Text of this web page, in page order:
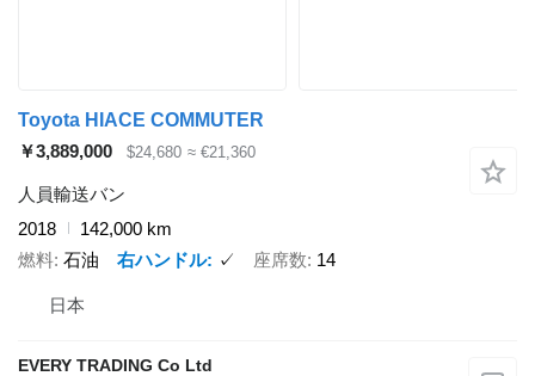
Toyota HIACE COMMUTER
￥3,889,000
$24,680 ≈ €21,360
人員輸送バン
2018
142,000 km
燃料 石油 右ハンドル ✓ 座席数 14
日本
EVERY TRADING Co Ltd